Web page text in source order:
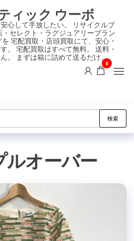
ィック ウーボ
心して手放したい。 リサイクルブ
セレクト・ラグジュアリーブラン
宅配買取・店頭買取にて、安心・
。 宅配買取はすべて無料。 送料・
。 まずは箱に詰めて送るだけ。
0
検索
ルオーバー